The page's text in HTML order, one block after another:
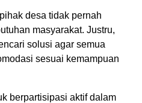
desa tidak pernah
masyarakat. Justru,
solusi agar semua
sesuai kemampuan
berpartisipasi aktif dalam